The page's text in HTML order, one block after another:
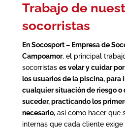
Trabajo de
socorristas
En Socosport – Empresa de
Campoamor, el principal
socorristas es velar y cuidar
los usuarios de lapiscina, para
cualquier situación de riesgo o
suceder, practicando los
necesario, así como hacer que
internas que cada cliente